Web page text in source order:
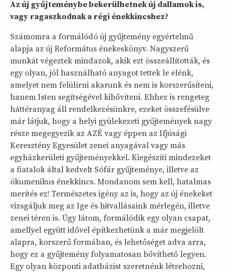
Az új gyűjteménybe bekerülhetnek új dallamok is,
vagy ragaszkodnak a régi énekkincshez?
Számomra a formálódó új gyűjtemény egyértelmű
alapja az új Református énekeskönyv. Nagyszerű
munkát végeztek mindazok, akik ezt összeállították, és
egy olyan, jól használható anyagot tettek le elénk,
amelyet nem felülírni akarunk és nem is korszerűsíteni,
hanem Isten segítségével kibővíteni. Ehhez is rengeteg
háttéranyag áll rendelkezésünkre, ezeket összefésülve
már látjuk, hogy a helyi gyülekezeti gyűjtemények nagy
része megegyezik az AZÉ vagy éppen az Ifjúsági
Keresztény Egyesület zenei anyagával vagy más
egyházkerületi gyűjteményekkel. Kiegészíti mindezeket
a fiatalok által kedvelt Sófár gyűjteménye, illetve az
ökumenikus énekkincs. Mondanom sem kell, hatalmas
merítés ez! Természetes igény az is, hogy az új énekeket
vizsgáljuk meg az Ige és hitvallásaink mérlegén, illetve
zenei téren is. Úgy látom, formálódik egy olyan csapat,
amellyel együtt idővel építkezhetünk a már megjelölt
alapra, korszerű formában, és lehetőséget adva arra,
hogy ez a gyűjtemény folyamatosan bővíthető legyen.
Egy olyan központi adatbázist szeretnénk létrehozni,